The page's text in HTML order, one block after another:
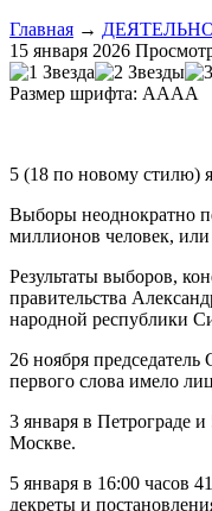
Главная →
15 января 2026
Размер шрифта: AAAA
5 (18 по новому стилю)
Выборы неоднократно
миллионов человек,
Результаты выборов,
правительства
народной республики
26 ноября
первого слова имело
3 января в Петрограде
Москве.
5 января в 16:00 часов
декреты и